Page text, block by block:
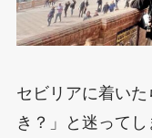
セビリアに着い
き？」と迷ってし